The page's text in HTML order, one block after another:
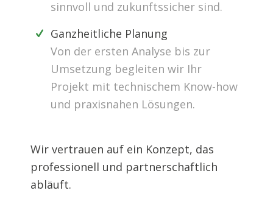
sinnvoll und zukunftssicher sind.
Ganzheitliche Planung
Von der ersten Analyse bis zur
Umsetzung begleiten wir Ihr
Projekt mit technischem Know-how
und praxisnahen Lösungen.
Wir vertrauen auf ein Konzept, das
professionell und partnerschaftlich
abläuft.